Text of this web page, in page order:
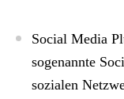
Social Media
sogenannte
sozialen